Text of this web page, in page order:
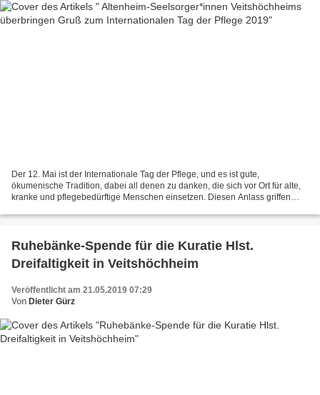
Der 12. Mai ist der Internationale Tag der Pflege, und es ist gute,
ökumenische Tradition, dabei all denen zu danken, die sich vor Ort für alte,
kranke und pflegebedürftige Menschen einsetzen. Diesen Anlass griffen
Ruhebänke-Spende für die Kuratie Hlst.
Dreifaltigkeit in Veitshöchheim
Veröffentlicht am 21.05.2019 07:29
Von Dieter Gürz